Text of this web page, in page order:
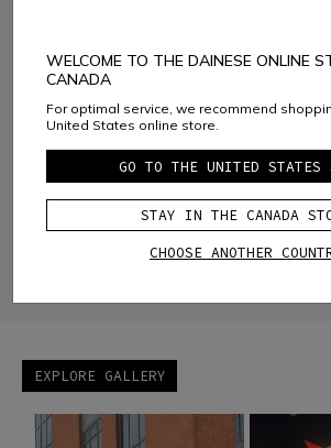
Bike Ski D-
Custom Works AGV
EXPLORE GALLERY
WELCOME TO THE DAINESE ONLINE
CANADA
For optimal service, we recommend
United States online store.
GO TO THE UNITED STATES
STAY IN THE CANADA
CHOOSE ANOTHER